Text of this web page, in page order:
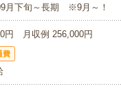
月下旬～長期 ※9月～！
円 月収例 256,000円
費